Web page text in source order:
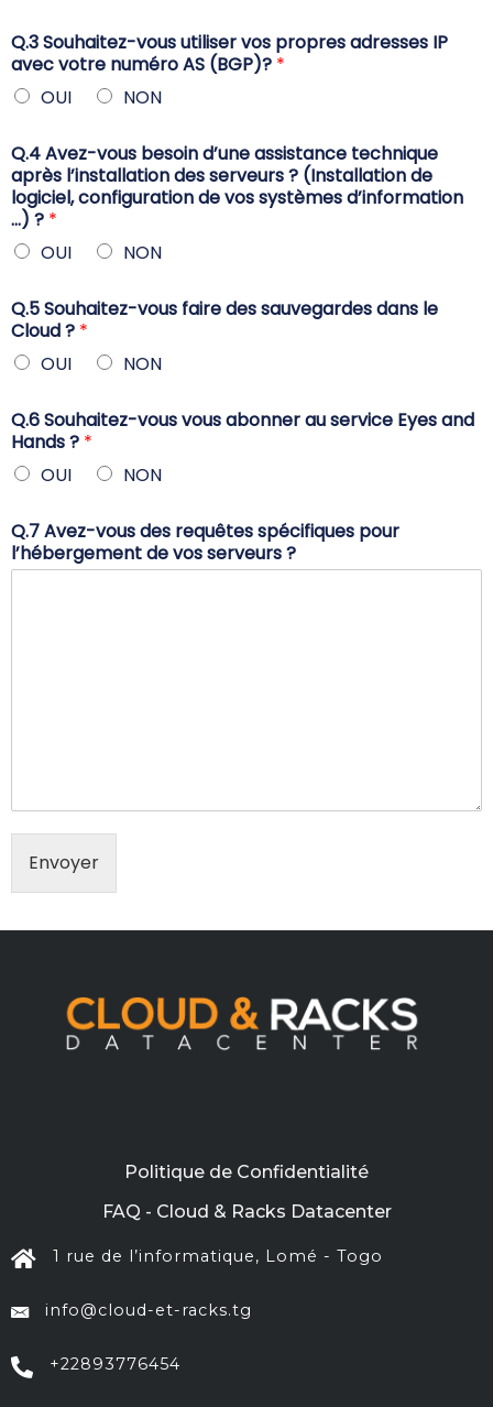
Q.3 Souhaitez-vous utiliser vos propres adresses IP
avec votre numéro AS (BGP)? *
OUI
NON
Q.4 Avez-vous besoin d’une assistance technique
après l’installation des serveurs ? (Installation de
logiciel, configuration de vos systèmes d’information
…) ? *
OUI
NON
Q.5 Souhaitez-vous faire des sauvegardes dans le
Cloud ? *
OUI
NON
Q.6 Souhaitez-vous vous abonner au service Eyes and
Hands ? *
OUI
NON
Q.7 Avez-vous des requêtes spécifiques pour
l’hébergement de vos serveurs ?
Envoyer
Politique de Confidentialité
FAQ - Cloud & Racks Datacenter
1 rue de l’informatique, Lomé - Togo
info@cloud-et-racks.tg
+22893776454